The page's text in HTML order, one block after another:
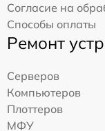
Согласие на
Способы оплаты
Ремонт
Серверов
Компьютеров
Плоттеров
МФУ